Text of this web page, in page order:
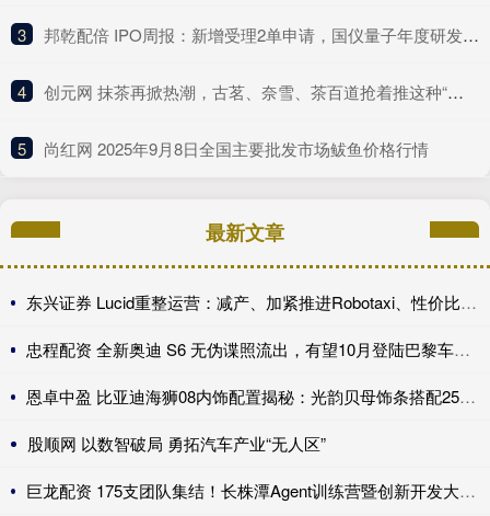
3 ​邦乾配倍 IPO周报：新增受理2单申请，国仪量子年度研发投入占比下滑
4 ​创元网 抹茶再掀热潮，古茗、奈雪、茶百道抢着推这种“浓”新品
5 ​尚红网 2025年9月8日全国主要批发市场鲅鱼价格行情
最新文章
东兴证券 Lucid重整运营：减产、加紧推进Robotaxi、性价比车型继续跳票
忠程配资 全新奥迪 S6 无伪谍照流出，有望10月登陆巴黎车展完成首秀!
恩卓中盈 比亚迪海狮08内饰配置揭秘：光韵贝母饰条搭配25扬帝瓦雷音响登场
股顺网 以数智破局 勇拓汽车产业“无人区”
巨龙配资 175支团队集结！长株潭Agent训练营暨创新开发大赛第一期训练营开讲